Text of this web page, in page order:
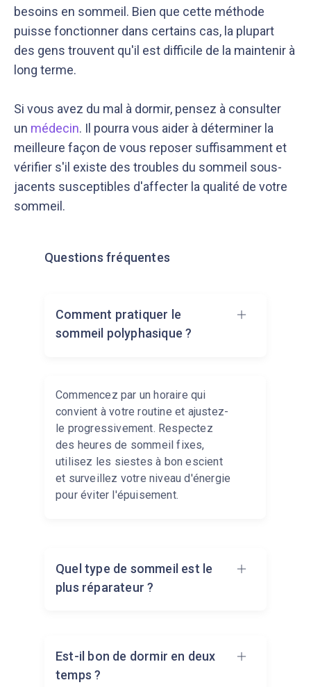
besoins en sommeil. Bien que cette méthode
puisse fonctionner dans certains cas, la plupart
des gens trouvent qu'il est difficile de la maintenir à
long terme.
Si vous avez du mal à dormir, pensez à consulter
un médecin. Il pourra vous aider à déterminer la
meilleure façon de vous reposer suffisamment et
vérifier s'il existe des troubles du sommeil sous-
jacents susceptibles d'affecter la qualité de votre
sommeil.
Questions fréquentes
Comment pratiquer le
sommeil polyphasique ?
Commencez par un horaire qui
convient à votre routine et ajustez-
le progressivement. Respectez
des heures de sommeil fixes,
utilisez les siestes à bon escient
et surveillez votre niveau d'énergie
pour éviter l'épuisement.
Quel type de sommeil est le
plus réparateur ?
Le sommeil profond contribue à la
le sommeil paradoxal favorise la
Est-il bon de dormir en deux
temps ?